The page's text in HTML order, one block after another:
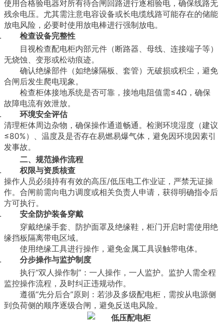
使用合格验电器对所有待合闸回路进行逐相验电，确保线路无
残余电压。尤其需注意电容设备或长电缆线路可能存在的储能
放电风险，必要时使用放电棒进行强制放电。
检查设备完整性
目视检查配电柜内部元件（断路器、母线、连接端子等）
无烧蚀、变形或松动痕迹。
确认绝缘部件（如绝缘隔板、套管）无破损或积尘，避免
合闸后发生爬电现象。
检查柜体接地系统是否可靠，接地电阻值需≤4Ω，确保
故障电流有效泄放。
环境安全评估
清理柜体周边杂物，确保操作通道畅通。检测环境湿度（建议
≤80%）、温度及是否存在易燃易爆气体，避免因环境因素引
发事故。
二、规范操作流程
权限与资质核查
操作人员必须持有有效的高压/低压电工作业证，严禁无证操
作。合闸前需向电力调度或相关负责人申请，获得明确指令后
方可执行。
安全防护装备穿戴
穿戴绝缘手套、防护面罩及绝缘鞋，柜门开启时需使用绝
缘挡板隔离带电区域。
使用绝缘工具进行操作，避免金属工具误触带电体。
分步操作与监护制度
执行“双人操作制”：一人操作，一人监护。监护人需全程
监控操作流程，及时纠正违规动作。
遵循“先分后合”原则：若涉及多级配电柜，需按从电源侧
到负荷侧的顺序逐级合闸，避免反送电风险。